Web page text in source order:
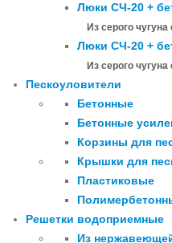
Люки СЧ-20 +
Из серого
Люки СЧ-20 +
Из серого
Пескоуловители
Бетонные
Бетонные
Корзины для
Крышки для
Пластиковые
Решетки водоприемные
Из